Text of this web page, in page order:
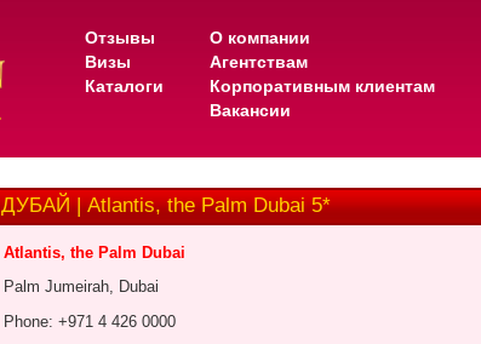
Отзывы
Визы
Каталоги
О компании
Агентствам
Корпоративным клиентам
Вакансии
ДУБАЙ | Atlantis, the Palm Dubai 5*
Atlantis, the Palm Dubai
Palm Jumeirah, Dubai
Phone: +971 4 426 0000